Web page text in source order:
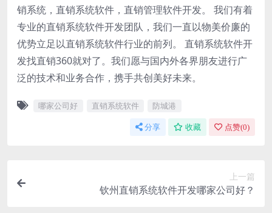
销系统，直销系统软件，直销管理软件开发。 我们有着
专业的直销系统软件开发团队，我们一直以物美价廉的
优势立足以直销系统软件行业的前列。 直销系统软件开
发找直销360就对了。我们愿与国内外各界朋友进行广
泛的技术和业务合作，携手共创美好未来。
哪家公司好 直销系统软件 防城港
分享 收藏 点赞(0)
上一篇
钦州直销系统软件开发哪家公司好？